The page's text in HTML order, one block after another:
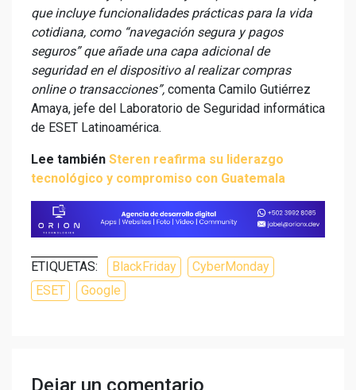
que incluye funcionalidades prácticas para la vida
cotidiana, como “navegación segura y pagos
seguros” que añade una capa adicional de
seguridad en el dispositivo al realizar compras
online o transacciones”, comenta Camilo Gutiérrez
Amaya, jefe del Laboratorio de Seguridad informática
de ESET Latinoamérica.
Lee también Steren reafirma su liderazgo
tecnológico y compromiso con Guatemala
ETIQUETAS: BlackFriday
CyberMonday
ESET
Google
Dejar un comentario